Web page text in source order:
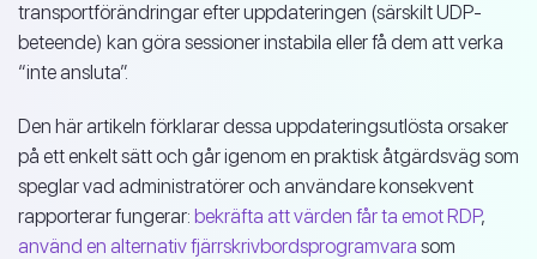
transportförändringar efter uppdateringen (särskilt UDP-
beteende) kan göra sessioner instabila eller få dem att verka
“inte ansluta”.
Den här artikeln förklarar dessa uppdateringsutlösta orsaker
på ett enkelt sätt och går igenom en praktisk åtgärdsväg som
speglar vad administratörer och användare konsekvent
rapporterar fungerar: bekräfta att värden får ta emot RDP,
använd en alternativ fjärrskrivbordsprogramvara som